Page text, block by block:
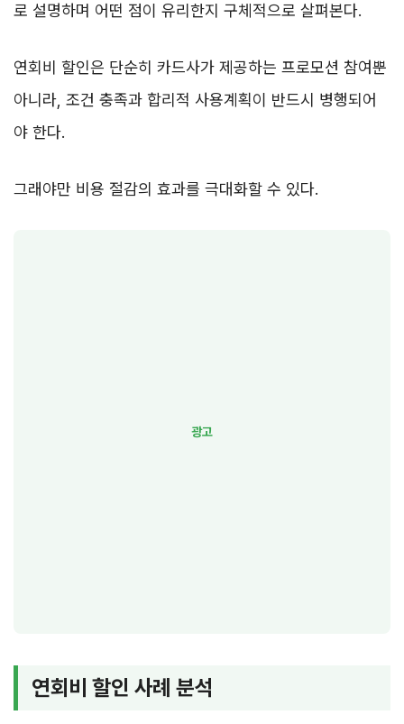
로 설명하며 어떤 점이 유리한지 구체적으로 살펴본다.
연회비 할인은 단순히 카드사가 제공하는 프로모션 참여뿐
아니라, 조건 충족과 합리적 사용계획이 반드시 병행되어
야 한다.
그래야만 비용 절감의 효과를 극대화할 수 있다.
연회비 할인 사례 분석